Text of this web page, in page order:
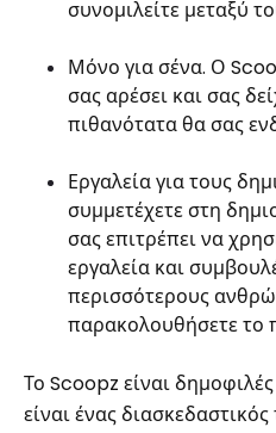
συνομιλείτε μεταξύ
Μόνο για σένα. Ο
σας αρέσει και σας
πιθανότατα θα σας
Εργαλεία για τους
συμμετέχετε στη
σας επιτρέπει να
εργαλεία και
περισσότερους
παρακολουθήσετε το
Το Scoopz είναι
είναι ένας